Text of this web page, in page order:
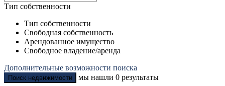
Тип собственности
Тип собственности
Свободная собственность
Арендованное имущество
Свободное владение/аренда
Дополнительные возможности поиска
Поиск недвижимости мы нашли 0 результаты